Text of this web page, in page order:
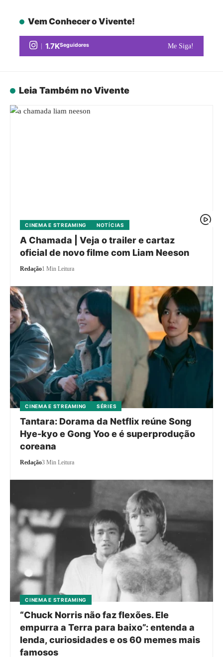
Vem Conhecer o Vivente!
1.7KSeguidores Me Siga!
Leia Também no Vivente
CINEMA E STREAMING NOTÍCIAS
A Chamada | Veja o trailer e cartaz
oficial de novo filme com Liam Neeson
Redação1 Min Leitura
CINEMA E STREAMING SÉRIES
Tantara: Dorama da Netflix reúne Song
Hye-kyo e Gong Yoo e é superprodução
coreana
Redação3 Min Leitura
CINEMA E STREAMING
“Chuck Norris não faz flexões. Ele
empurra a Terra para baixo”: entenda a
lenda, curiosidades e os 60 memes mais
famosos